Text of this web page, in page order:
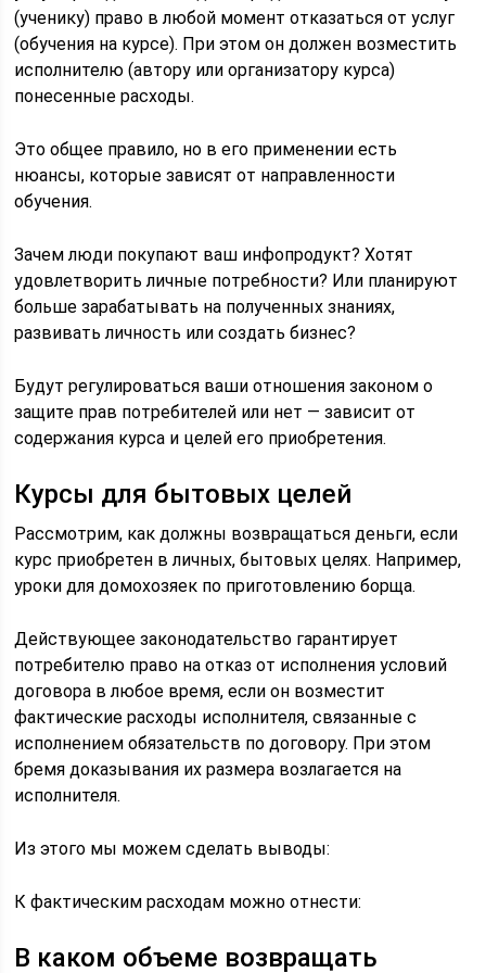
(ученику) право в любой момент отказаться от услуг
(обучения на курсе). При этом он должен возместить
исполнителю (автору или организатору курса)
понесенные расходы.
Это общее правило, но в его применении есть
нюансы, которые зависят от направленности
обучения.
Зачем люди покупают ваш инфопродукт? Хотят
удовлетворить личные потребности? Или планируют
больше зарабатывать на полученных знаниях,
развивать личность или создать бизнес?
Будут регулироваться ваши отношения законом о
защите прав потребителей или нет — зависит от
содержания курса и целей его приобретения.
Курсы для бытовых целей
Рассмотрим, как должны возвращаться деньги, если
курс приобретен в личных, бытовых целях. Например,
уроки для домохозяек по приготовлению борща.
Действующее законодательство гарантирует
потребителю право на отказ от исполнения условий
договора в любое время, если он возместит
фактические расходы исполнителя, связанные с
исполнением обязательств по договору. При этом
бремя доказывания их размера возлагается на
исполнителя.
Из этого мы можем сделать выводы:
К фактическим расходам можно отнести:
В каком объеме возвращать